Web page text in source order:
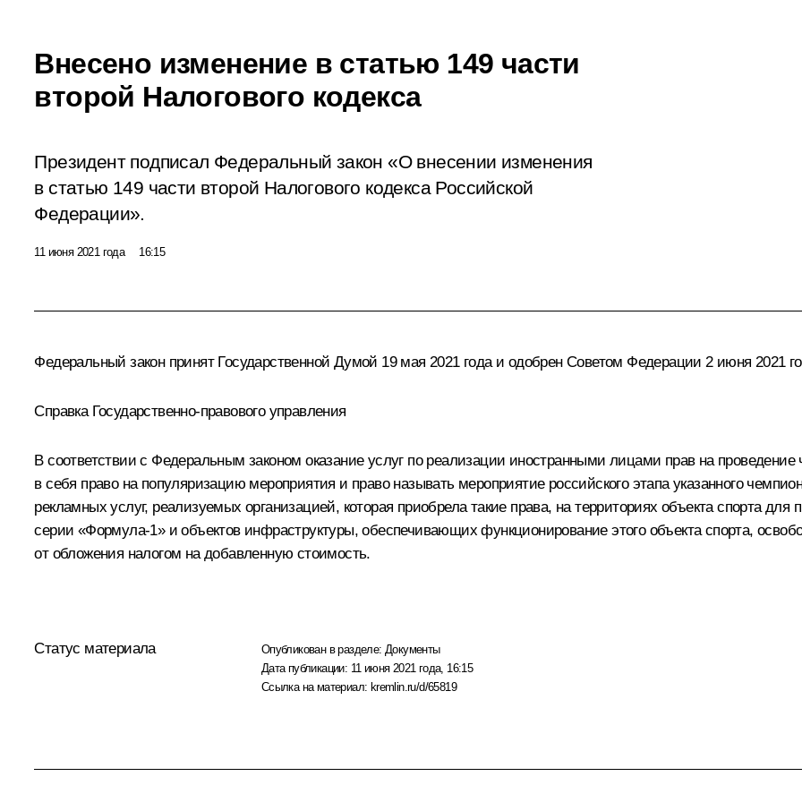
Внесено изменение в статью 149 части
второй Налогового кодекса
Президент подписал Федеральный закон «О внесении изменения
в статью 149 части второй Налогового кодекса Российской
Федерации».
11 июня 2021 года 16:15
Федеральный закон принят Государственной Думой 19 мая 2021 года и одобрен Советом Федерации 2 июня 2021
Справка Государственно-правового управления
В соответствии с Федеральным законом оказание услуг по реализации иностранными лицами прав на
в себя право на популяризацию мероприятия и право называть мероприятие российского этапа указанного
рекламных услуг, реализуемых организацией, которая приобрела такие права, на территориях объекта спорта
серии «Формула-1» и объектов инфраструктуры, обеспечивающих функционирование этого объекта спорта,
от обложения налогом на добавленную стоимость.
Статус материала Опубликован в разделе: Документы
Дата публикации: 11 июня 2021 года, 16:15
Ссылка на материал: kremlin.ru/d/65819